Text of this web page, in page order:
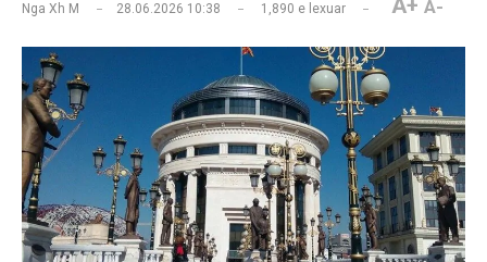
Nga Xh M 28.06.2026 10:38 1,890 e lexuar A+ A-